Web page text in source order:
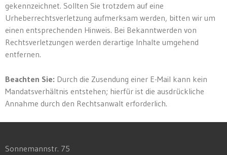
gekennzeichnet. Sollten Sie trotzdem auf eine
Urheberrechtsverletzung aufmerksam werden, bitten wir um
einen entsprechenden Hinweis. Bei Bekanntwerden von
Rechtsverletzungen werden derartige Inhalte umgehend
entfernen.
Beachten Sie: Durch die Zusendung einer E-Mail kann kein
Mandatsverhältnis entstehen; hierfür ist die ausdrückliche
Annahme durch den Rechtsanwalt erforderlich.
Sonnemannstr. 75